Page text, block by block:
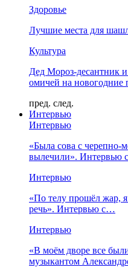
Здоровье
Лучшие места для
Культура
Дед Мороз-десантник
омичей на новогодние
пред. след.
Интервью
Интервью
«Была сова с черепно-
вылечили». Интервью
Интервью
«По телу прошёл жар,
речь». Интервью с…
Интервью
«В моём дворе все
музыкантом